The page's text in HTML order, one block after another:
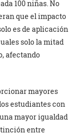
100 niñas. No
que el impacto
es de aplicación
solo la mitad
afectando
mayores
estudiantes con
mayor igualdad
entre